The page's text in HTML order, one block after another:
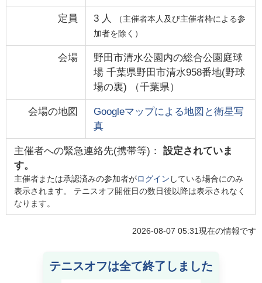
定員 3 人
（主催者本人及び主催者枠による参
加者を除く）
会場
野田市清水公園内の総合公園庭球
場 千葉県野田市清水958番地(野球
場の裏) （千葉県）
会場の地図
Googleマップによる地図と衛星写
真
主催者への緊急連絡先(携帯等)： 設定されていま
す。
主催者または承認済みの参加者がログイン している場合にのみ
表示されます。 テニスオフ開催日の数日後以降は表示されなく
なります。
2026-08-07 05:31現在の情報です
テニスオフは全て終了しました